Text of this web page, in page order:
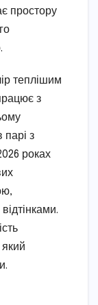
простору
теплішим
з
парі з
роках